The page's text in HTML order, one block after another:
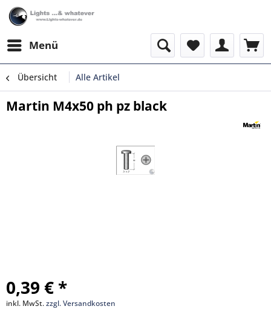
Menü
Übersicht Alle Artikel
Martin M4x50 ph pz black
0,39 € *
inkl. MwSt.zzgl. Versandkosten